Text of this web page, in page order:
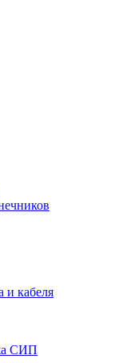
и кабеля
СИП